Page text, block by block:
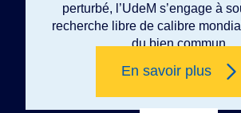
perturbé, l’UdeM s’engage à
recherche libre de calibre
du bien commun
En savoir plus